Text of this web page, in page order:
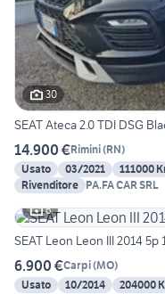
30
SEAT Ateca 2.0 TDI DSG
14.900 €Rimini(RN)
Usato
03/2021 111000
Rivenditore PA.FA CAR SRL
6
SEAT Leon Leon III 2014 5p
6.900 €Carpi(MO)
Usato
10/2014 204000